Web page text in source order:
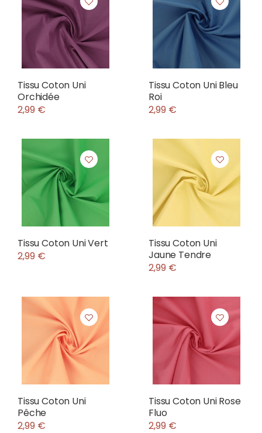
Tissu Coton Uni
Orchidée
2,99 €
Tissu Coton Uni Bleu
Roi
2,99 €
Tissu Coton Uni Vert
2,99 €
Tissu Coton Uni
Jaune Tendre
2,99 €
Tissu Coton Uni
Pêche
2,99 €
Tissu Coton Uni Rose
Fluo
2,99 €